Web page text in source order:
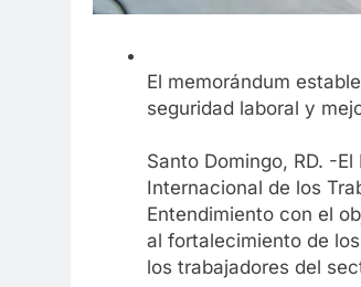
El memorándum
seguridad laboral y
Santo Domingo, RD. -
Internacional de los
Entendimiento con el
al fortalecimiento de
los trabajadores del